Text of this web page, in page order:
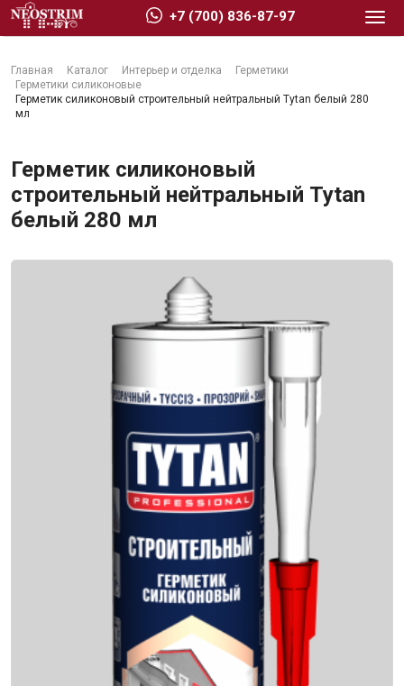
Главная Каталог Интерьер и отделка
Герметики
Герметики силиконовые
Герметик силиконовый строительный нейтральный Tytan белый 280
мл
Герметик силиконовый
строительный нейтральный Tytan
белый 280 мл
+7 (700) 836-87-97
Стройматериалы
Сухие строительные смеси
Кровельные материалы
Интерьер и отделка
Лакокрасочные материалы
Клеи, жидкие гвозди
Инженерные системы